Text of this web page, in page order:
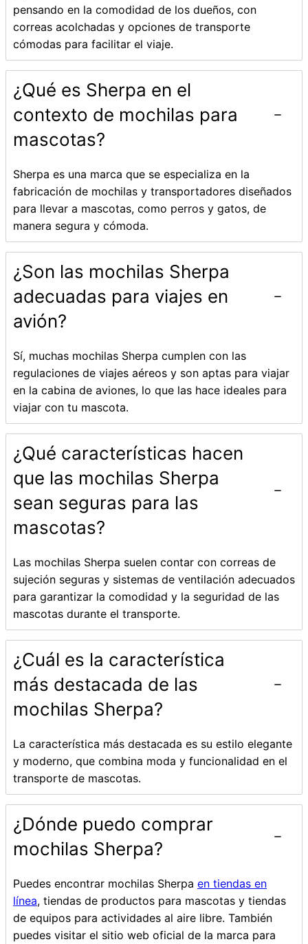
pensando en la comodidad de los dueños, con
correas acolchadas y opciones de transporte
cómodas para facilitar el viaje.
¿Qué es Sherpa en el
contexto de mochilas para
mascotas?
Sherpa es una marca que se especializa en la
fabricación de mochilas y transportadores diseñados
para llevar a mascotas, como perros y gatos, de
manera segura y cómoda.
¿Son las mochilas Sherpa
adecuadas para viajes en
avión?
Sí, muchas mochilas Sherpa cumplen con las
regulaciones de viajes aéreos y son aptas para viajar
en la cabina de aviones, lo que las hace ideales para
viajar con tu mascota.
¿Qué características hacen
que las mochilas Sherpa
sean seguras para las
mascotas?
Las mochilas Sherpa suelen contar con correas de
sujeción seguras y sistemas de ventilación adecuados
para garantizar la comodidad y la seguridad de las
mascotas durante el transporte.
¿Cuál es la característica
más destacada de las
mochilas Sherpa?
La característica más destacada es su estilo elegante
y moderno, que combina moda y funcionalidad en el
transporte de mascotas.
¿Dónde puedo comprar
mochilas Sherpa?
Puedes encontrar mochilas Sherpa en tiendas en
línea, tiendas de productos para mascotas y tiendas
de equipos para actividades al aire libre. También
puedes visitar el sitio web oficial de la marca para